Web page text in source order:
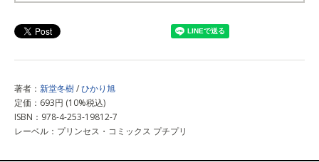
著者： 新堂冬樹/ひかり旭
定価：693円 (10%税込)
ISBN：978-4-253-19812-7
レーベル：プリンセス・コミックス プチプリ